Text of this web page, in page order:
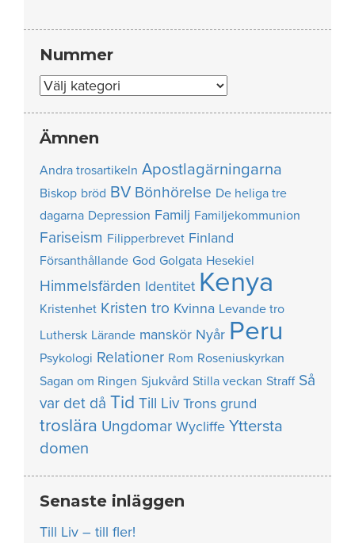
Nummer
Nummer
Ämnen
Andra trosartikeln Apostlagärningarna
Biskop bröd BV Bönhörelse De heliga tre
dagarna Depression Familj Familjekommunion
Fariseism Filipperbrevet Finland
Försanthållande God Golgata Hesekiel
Himmelsfärden Identitet Kenya
Kristenhet Kristen tro Kvinna Levande tro
Luthersk Lärande manskör Nyår Peru
Psykologi Relationer Rom Roseniuskyrkan
Sagan om Ringen Sjukvård Stilla veckan Straff Så
var det då Tid Till Liv Trons grund
troslära Ungdomar Wycliffe Yttersta
domen
Senaste inläggen
Till Liv – till fler!